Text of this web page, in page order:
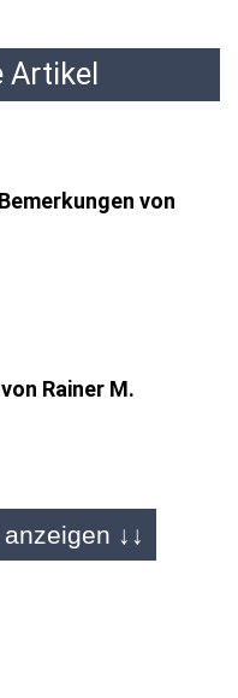
Artikel
von
Rainer M.
↓↓